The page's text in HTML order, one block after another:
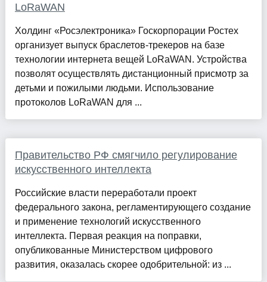
LoRaWAN
Холдинг «Росэлектроника» Госкорпорации Ростех
организует выпуск браслетов-трекеров на базе
технологии интернета вещей LoRaWAN. Устройства
позволят осуществлять дистанционный присмотр за
детьми и пожилыми людьми. Использование
протоколов LoRaWAN для ...
Правительство РФ смягчило регулирование
искусственного интеллекта
Российские власти переработали проект
федерального закона, регламентирующего создание
и применение технологий искусственного
интеллекта. Первая реакция на поправки,
опубликованные Министерством цифрового
развития, оказалась скорее одобрительной: из ...